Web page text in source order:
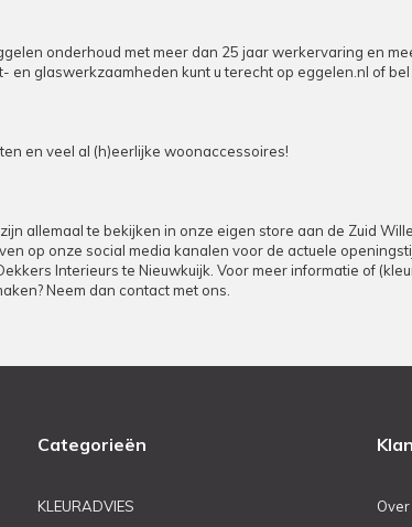
onderhoud met meer dan 25 jaar werkervaring en
en glaswerkzaamheden kunt u terecht op eggelen.nl of
en veel al (h)eerlijke woonaccessoires!
allemaal te bekijken in onze eigen store aan de Zuid
op onze social media kanalen voor de actuele
Interieurs te Nieuwkuijk. Voor meer informatie of
Neem dan contact met ons.
Categorieën
KLEURADVIES